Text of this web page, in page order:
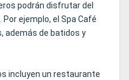
podrán disfrutar del
ejemplo, el Spa Café
además de batidos y
incluyen un restaurante